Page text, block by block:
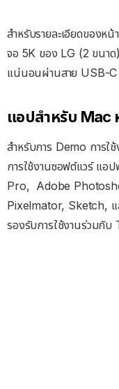
สำหรับรายละเอียดของห
จอ 5K ของ LG (2 ขนา
แน่นอนผ่านสาย USB-C
แอปสำหรับ Mac
สำหรับการ Demo การใ
การใช้งานซอฟต์แวร์ แอ
Pro, Adobe
Pixelmator, Sketch, แ
รองรับการใช้งานร่วมกั